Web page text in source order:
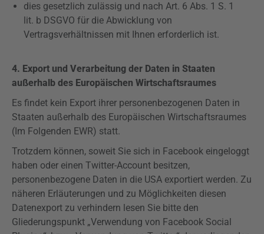
dies gesetzlich zulässig und nach Art. 6 Abs. 1 S. 1
lit. b DSGVO für die Abwicklung von
Vertragsverhältnissen mit Ihnen erforderlich ist.
4. Export und Verarbeitung der Daten in Staaten
außerhalb des Europäischen Wirtschaftsraumes
Es findet kein Export ihrer personenbezogenen Daten in
Staaten außerhalb des Europäischen Wirtschaftsraumes
(Im Folgenden EWR) statt.
Trotzdem können, soweit Sie sich in Facebook eingeloggt
haben oder einen Twitter-Account besitzen,
personenbezogene Daten in die USA exportiert werden. Zu
näheren Erläuterungen und zu Möglichkeiten diesen
Datenexport zu verhindern lesen Sie bitte den
Gliederungspunkt „Verwendung von Facebook Social